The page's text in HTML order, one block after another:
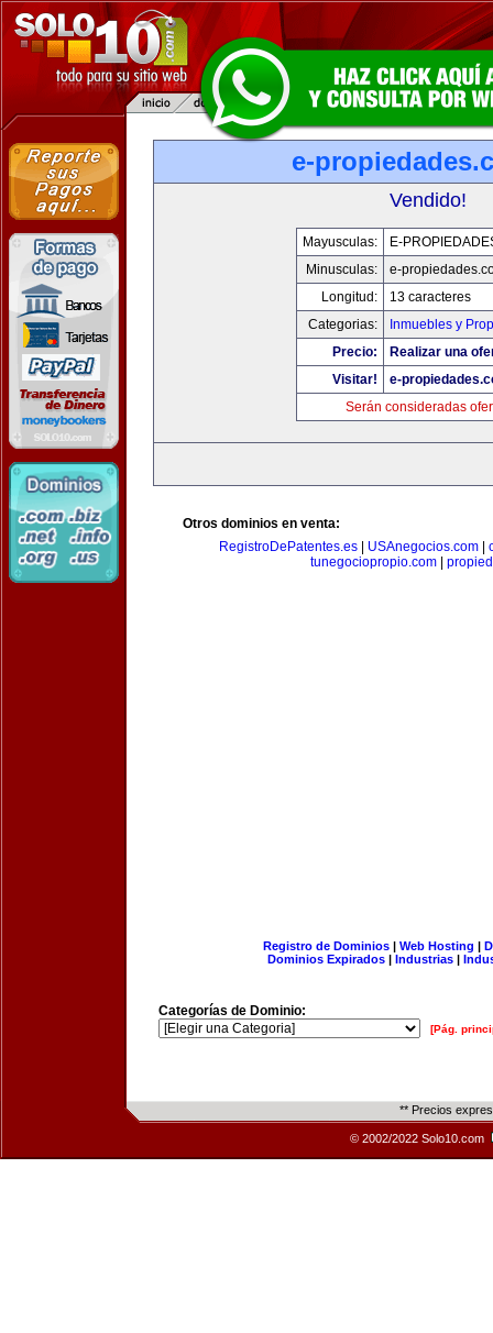
e-
Vendido!
Mayusculas:
E-
Minusculas:
e-
Longitud:
13 caracteres
Categorias:
Inmuebles y
Precio:
Realizar una
Visitar!
e-
Serán consideradas
Otros dominios en venta:
RegistroDePatentes.es
USAnegocios.com
tunegociopropio.com|
Registro de Dominios| Web Hosting |
Dominios Expirados | Industrias |
Categorías de Dominio:
[Pág.
** Precios
© 2002/2022 Solo10.com